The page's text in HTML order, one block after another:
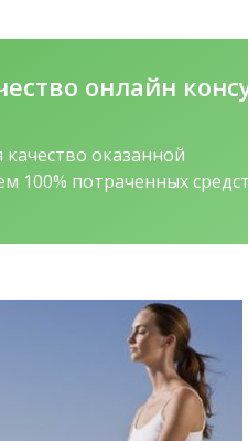
онлайн
оказанной
100% потраченных